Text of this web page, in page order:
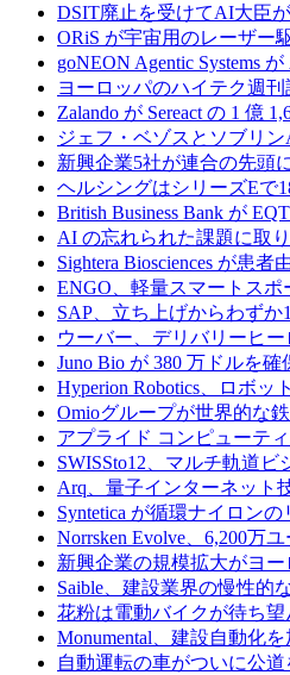
DSIT廃止を受けてAI大臣
ORiS が宇宙用のレーザー
goNEON Agentic Systems
ヨーロッパのハイテク週
Zalando が Sereact の 1 億
ジェフ・ベゾスとソブリ
新興企業5社が連合の先頭
ヘルシングはシリーズEで
British Business Bank が
AI の忘れられた課題に取
Sightera Biosciences が患
ENGO、軽量スマートス
SAP、立ち上げからわずか
ウーバー、デリバリーヒ
Juno Bio が 380 万ドルを
Hyperion Robotics、ロボッ
Omioグループが世界的な
アプライド コンピューテ
SWISSto12、マルチ軌道
Arq、量子インターネット
Syntetica が循環ナイロン
Norrsken Evolve、6,200万
新興企業の規模拡大がヨ
Saible、建設業界の慢性的
花粉は電動バイクが待ち
Monumental、建設自動化
自動運転の車がついに公